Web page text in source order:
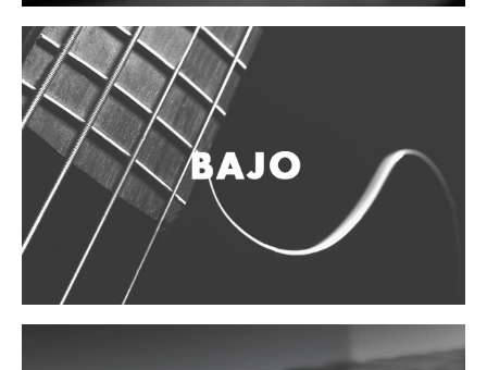
Mantenimiento y cuidado
Fajas y soportes
Fundas y estuches
Boquillas y abrazaderas
Accesorios
Percusión
Panderos
Percusión Latina